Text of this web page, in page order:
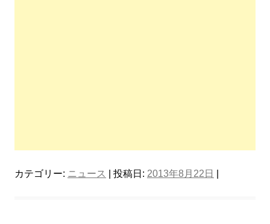
カテゴリー: ニュース | 投稿日: 2013年8月22日